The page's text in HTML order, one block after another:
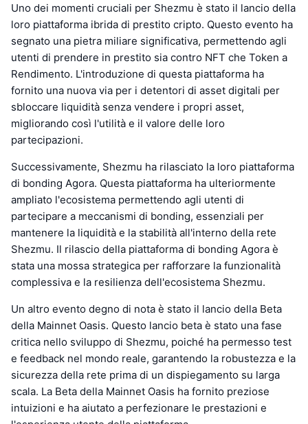
Uno dei momenti cruciali per Shezmu è stato il lancio della
loro piattaforma ibrida di prestito cripto. Questo evento ha
segnato una pietra miliare significativa, permettendo agli
utenti di prendere in prestito sia contro NFT che Token a
Rendimento. L'introduzione di questa piattaforma ha
fornito una nuova via per i detentori di asset digitali per
sbloccare liquidità senza vendere i propri asset,
migliorando così l'utilità e il valore delle loro
partecipazioni.
Successivamente, Shezmu ha rilasciato la loro piattaforma
di bonding Agora. Questa piattaforma ha ulteriormente
ampliato l'ecosistema permettendo agli utenti di
partecipare a meccanismi di bonding, essenziali per
mantenere la liquidità e la stabilità all'interno della rete
Shezmu. Il rilascio della piattaforma di bonding Agora è
stata una mossa strategica per rafforzare la funzionalità
complessiva e la resilienza dell'ecosistema Shezmu.
Un altro evento degno di nota è stato il lancio della Beta
della Mainnet Oasis. Questo lancio beta è stato una fase
critica nello sviluppo di Shezmu, poiché ha permesso test
e feedback nel mondo reale, garantendo la robustezza e la
sicurezza della rete prima di un dispiegamento su larga
scala. La Beta della Mainnet Oasis ha fornito preziose
intuizioni e ha aiutato a perfezionare le prestazioni e